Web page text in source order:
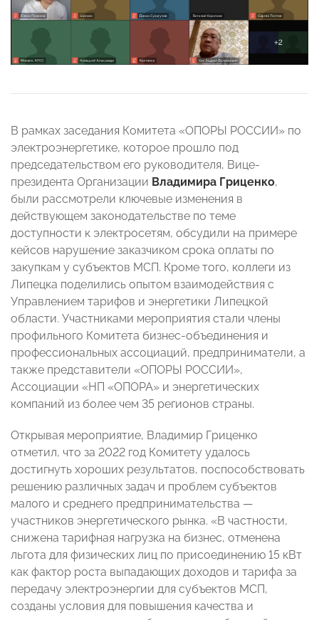
В рамках заседания Комитета «ОПОРЫ РОССИИ» по
электроэнергетике, которое прошло под
председательством его руководителя, Вице-
президента Организации Владимира Гриценко,
были рассмотрели ключевые изменения в
действующем законодательстве по теме
доступности к электросетям, обсудили на примере
кейсов нарушение заказчиком срока оплаты по
закупкам у субъектов МСП. Кроме того, коллеги из
Липецка поделились опытом взаимодействия с
Управлением тарифов и энергетики Липецкой
области. Участниками мероприятия стали члены
профильного Комитета бизнес-объединения и
профессиональных ассоциаций, предприниматели, а
также представители «ОПОРЫ РОССИИ»,
Ассоциации «НП «ОПОРА» и энергетических
компаний из более чем 35 регионов страны.
Открывая мероприятие, Владимир Гриценко
отметил, что за 2022 год Комитету удалось
достигнуть хороших результатов, поспособствовать
решению различных задач и проблем субъектов
малого и среднего предпринимательства —
участников энергетического рынка. «В частности,
снижена тарифная нагрузка на бизнес, отменена
льгота для физических лиц по присоединению 15 кВт
как фактор роста выпадающих доходов и тарифа за
передачу электроэнергии для субъектов МСП,
созданы условия для повышения качества и